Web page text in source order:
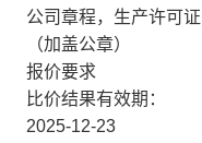
公司章程，生产许可
（加盖公章）
报价要求
比价结果有效期：
2025-12-23